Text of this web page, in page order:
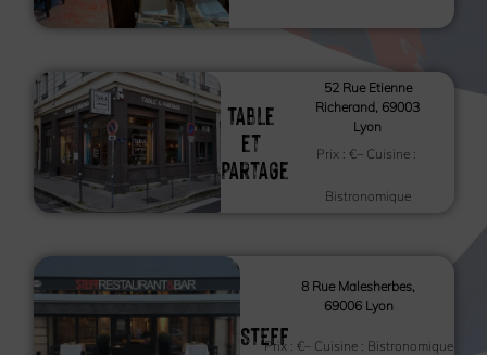
Table
et
Partage
52 Rue Etienne
Richerand, 69003
Lyon
Prix : €– Cuisine :
Bistronomique
STEFF
8 Rue Malesherbes,
69006 Lyon
Prix : €– Cuisine : Bistronomique